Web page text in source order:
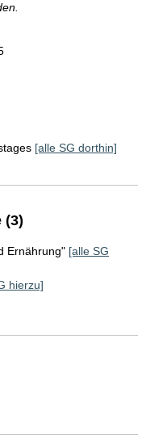
[alle SG dorthin]
(3)
Ernährung" [alle SG
hierzu]